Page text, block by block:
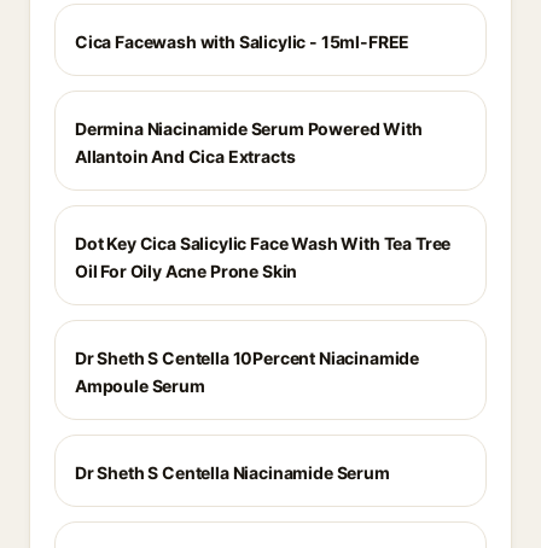
Cica Facewash with Salicylic - 15ml-FREE
Dermina Niacinamide Serum Powered With
Allantoin And Cica Extracts
Dot Key Cica Salicylic Face Wash With Tea Tree
Oil For Oily Acne Prone Skin
Dr Sheth S Centella 10Percent Niacinamide
Ampoule Serum
Dr Sheth S Centella Niacinamide Serum